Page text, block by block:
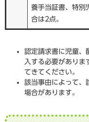
養手当証書、特別
合は2点。
認定請求書に児童、
入する必要がありま
てきてください。
該当事由によって、
場合があります。